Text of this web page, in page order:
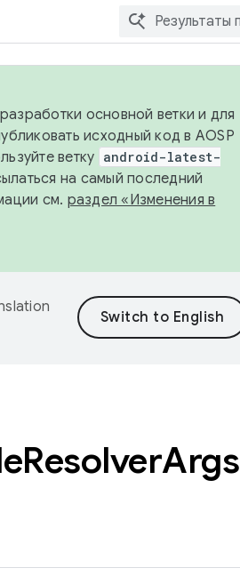
основной ветки и для
исходный код в AOSP
ветку android-latest-
на самый последний
см. раздел «Изменения в
ResolverArgs